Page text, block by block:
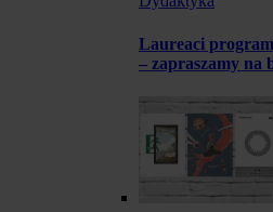
Laureaci
– zapraszamy na